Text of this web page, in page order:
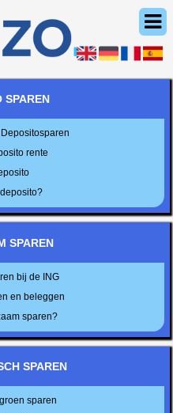
SPAREN
rente
SPAREN
bij de ING
en beleggen
sparen?
SPAREN
sparen